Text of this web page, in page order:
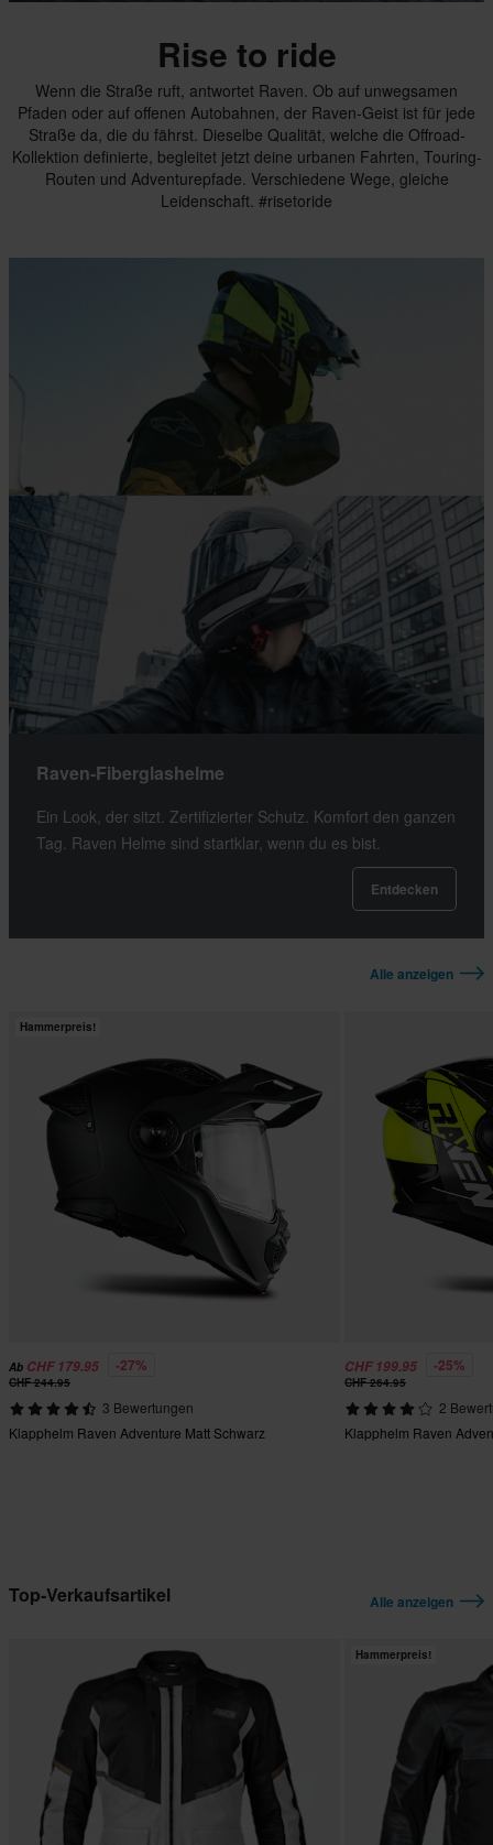
Rise to ride
Wenn die Straße ruft, antwortet Raven. Ob auf unwegsamen
Pfaden oder auf offenen Autobahnen, der Raven-Geist ist für jede
Straße da, die du fährst. Dieselbe Qualität, welche die Offroad-
Kollektion definierte, begleitet jetzt deine urbanen Fahrten, Touring-
Routen und Adventurepfade. Verschiedene Wege, gleiche
Leidenschaft. #risetoride
Raven-Fiberglashelme
Ein Look, der sitzt. Zertifizierter Schutz. Komfort den ganzen
Tag. Raven Helme sind startklar, wenn du es bist.
Entdecken
Alle anzeigen
Hammerpreis!
Ab CHF 179.95 -27%
CHF 244.95
3 Bewertungen
Klapphelm Raven Adventure Matt Schwarz
CHF 199.95 -25%
CHF 264.95
2
Klapphelm Raven
Top-Verkaufsartikel Alle anzeigen
Hammerpreis!